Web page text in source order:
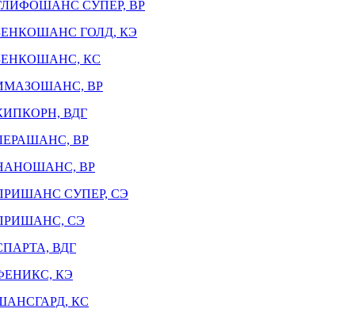
СУПЕР, ВР
ГОЛД, КЭ
КС
ВР
ВДГ
ВР
ВР
СУПЕР, СЭ
СЭ
ВДГ
КЭ
КС